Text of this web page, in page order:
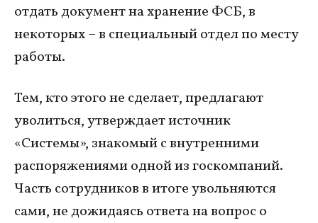
отдать документ на хранение ФСБ, в
некоторых – в специальный отдел по месту
работы.
Тем, кто этого не сделает, предлагают
уволиться, утверждает источник
«Системы», знакомый с внутренними
распоряжениями одной из госкомпаний.
Часть сотрудников в итоге увольняются
сами, не дожидаясь ответа на вопрос о